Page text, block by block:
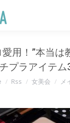
用！”本当は
チプラアイテム
here:
Rss 女美会 メ